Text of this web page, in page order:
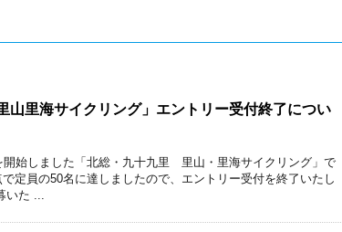
山里海サイクリング」エントリー受付終了につい
開始しました「北総・九十九里 里山・里海サイクリング」で
定員の50名に達しましたので、エントリー受付を終了いたし
いた ...